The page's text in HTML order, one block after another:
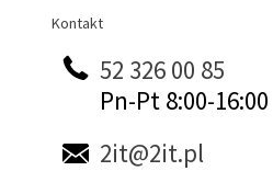
Kontakt
Kontakt
52 326 00 85
Pn-Pt 8:00-16:00
2it@2it.pl